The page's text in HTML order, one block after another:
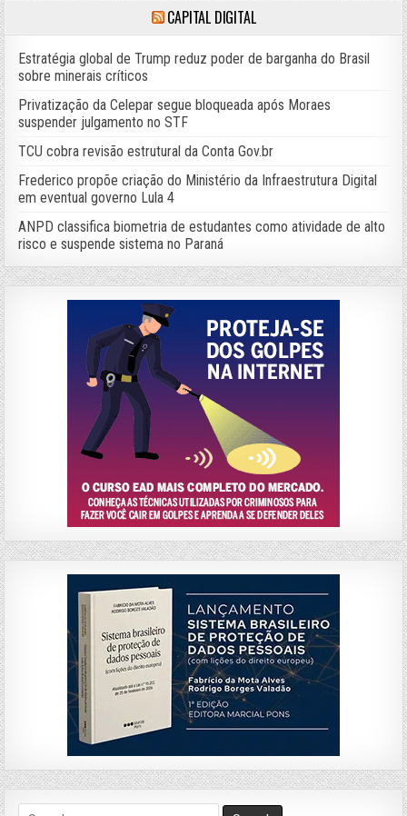
CAPITAL DIGITAL
Estratégia global de Trump reduz poder de barganha do Brasil
sobre minerais críticos
Privatização da Celepar segue bloqueada após Moraes
suspender julgamento no STF
TCU cobra revisão estrutural da Conta Gov.br
Frederico propõe criação do Ministério da Infraestrutura Digital
em eventual governo Lula 4
ANPD classifica biometria de estudantes como atividade de alto
risco e suspende sistema no Paraná
Search